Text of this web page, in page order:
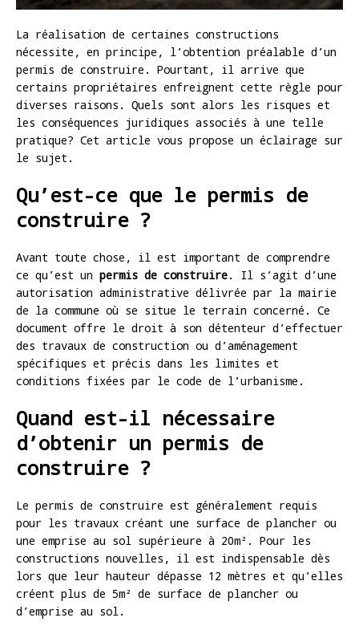
La réalisation de certaines constructions
nécessite, en principe, l’obtention préalable d’un
permis de construire. Pourtant, il arrive que
certains propriétaires enfreignent cette règle pour
diverses raisons. Quels sont alors les risques et
les conséquences juridiques associés à une telle
pratique? Cet article vous propose un éclairage sur
le sujet.
Qu’est-ce que le permis de
construire ?
Avant toute chose, il est important de comprendre
ce qu’est un permis de construire. Il s’agit d’une
autorisation administrative délivrée par la mairie
de la commune où se situe le terrain concerné. Ce
document offre le droit à son détenteur d’effectuer
des travaux de construction ou d’aménagement
spécifiques et précis dans les limites et
conditions fixées par le code de l’urbanisme.
Quand est-il nécessaire
d’obtenir un permis de
construire ?
Le permis de construire est généralement requis
pour les travaux créant une surface de plancher ou
une emprise au sol supérieure à 20m². Pour les
constructions nouvelles, il est indispensable dès
lors que leur hauteur dépasse 12 mètres et qu’elles
créent plus de 5m² de surface de plancher ou
d’emprise au sol.